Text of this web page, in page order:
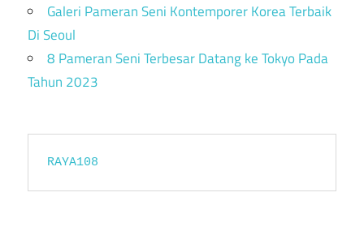
Galeri Pameran Seni Kontemporer Korea Terbaik
Di Seoul
8 Pameran Seni Terbesar Datang ke Tokyo Pada
Tahun 2023
RAYA108